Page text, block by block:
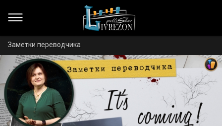
Заметки переводчика